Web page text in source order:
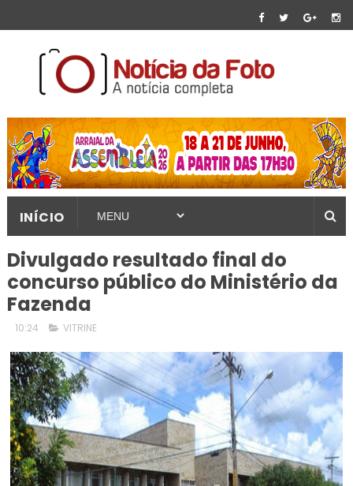
INÍCIO
Divulgado resultado final do
concurso público do Ministério da
Fazenda
10:24 VITRINE